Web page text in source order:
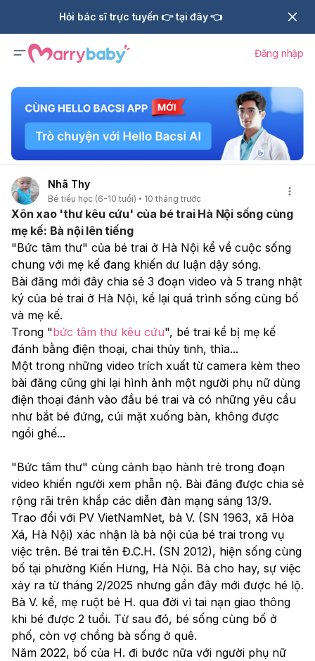
Hỏi bác sĩ trực tuyến 👉 tại đây 👈
Đăng nhập
Nhã Thy
Bé tiểu học (6-10 tuổi) 10 tháng trước
Xôn xao 'thư kêu cứu' của bé trai Hà Nội sống cùng
mẹ kế: Bà nội lên tiếng
"Bức tâm thư" của bé trai ở Hà Nội kể về cuộc sống
chung với mẹ kế đang khiến dư luận dậy sóng.
Bài đăng mới đây chia sẻ 3 đoạn video và 5 trang nhật
ký của bé trai ở Hà Nội, kể lại quá trình sống cùng bố
và mẹ kế.
Trong "bức tâm thư kêu cứu", bé trai kể bị mẹ kế
đánh bằng điện thoại, chai thủy tinh, thìa...
Một trong những video trích xuất từ camera kèm theo
bài đăng cũng ghi lại hình ảnh một người phụ nữ dùng
điện thoại đánh vào đầu bé trai và có những yêu cầu
như bắt bé đứng, cúi mặt xuống bàn, không được
ngồi ghế...
"Bức tâm thư" cùng cảnh bạo hành trẻ trong đoạn
video khiến người xem phẫn nộ. Bài đăng được chia sẻ
rộng rãi trên khắp các diễn đàn mạng sáng 13/9.
Trao đổi với PV VietNamNet, bà V. (SN 1963, xã Hòa
Xá, Hà Nội) xác nhận là bà nội của bé trai trong vụ
việc trên. Bé trai tên Đ.C.H. (SN 2012), hiện sống cùng
bố tại phường Kiến Hưng, Hà Nội. Bà cho hay, sự việc
xảy ra từ tháng 2/2025 nhưng gần đây mới được hé lộ.
Bà V. kể, mẹ ruột bé H. qua đời vì tai nạn giao thông
khi bé được 2 tuổi. Từ sau đó, bé sống cùng bố ở
phố, còn vợ chồng bà sống ở quê.
Năm 2022, bố của H. đi bước nữa với người phụ nữ